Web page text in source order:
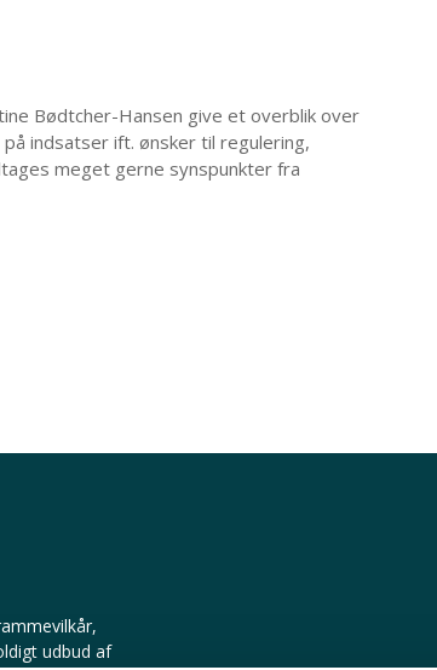
Bødtcher-Hansen give et overblik over
indsatser ift. ønsker til regulering,
meget gerne synspunkter fra
udbud af